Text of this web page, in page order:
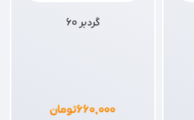
گردبر 60
۶۶۰,۰۰۰تومان